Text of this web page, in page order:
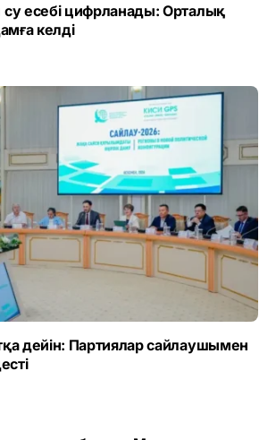
есебі цифрланады: Орталық
келді
дейін: Партиялар сайлаушымен